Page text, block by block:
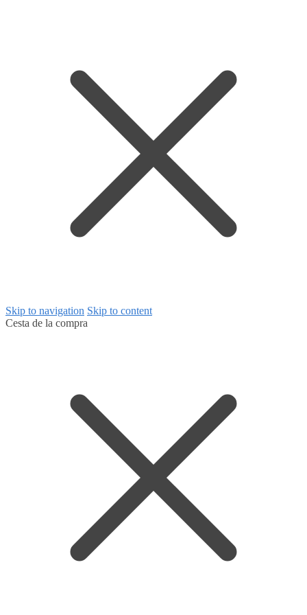
Skip to navigation Skip to content
Cesta de la compra